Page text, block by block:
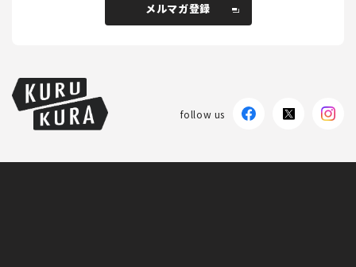
メルマガ登録
follow us